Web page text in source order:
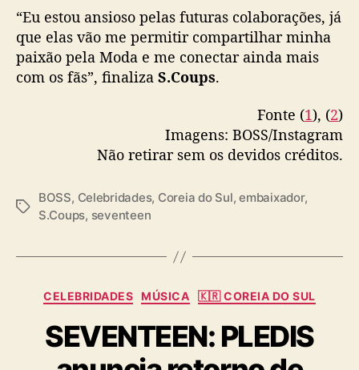
“Eu estou ansioso pelas futuras colaborações, já
que elas vão me permitir compartilhar minha
paixão pela Moda e me conectar ainda mais
com os fãs”, finaliza S.Coups.
Fonte (1), (2)
Imagens: BOSS/Instagram
Não retirar sem os devidos créditos.
T
s
BOSS, Celebridades, Coreia do Sul,embaixador,
S.Coups, seventeen
C
t
e
g
CELEBRIDADES MÚSICA 🇰🇷 COREIA DO SUL
SEVENTEEN: PLEDIS